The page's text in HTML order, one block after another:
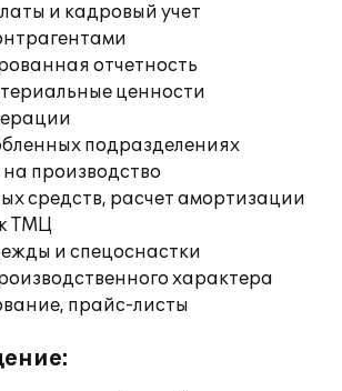
и кадровый учет
отчетность
ценности
подразделениях
на производство
средств, расчет амортизации
ТМЦ
и спецоснастки
характера
прайс-листы